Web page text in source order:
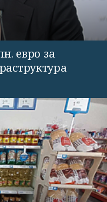
евро за